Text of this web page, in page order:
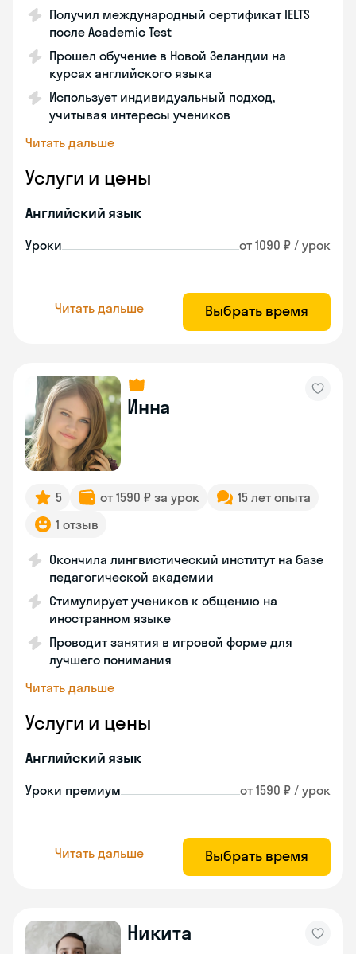
Получил международный сертификат IELTS
после Academic Test
Прошел обучение в Новой Зеландии на
курсах английского языка
Использует индивидуальный подход,
учитывая интересы учеников
Читать дальше
Услуги и цены
Английский язык
Уроки от 1090 ₽ / урок
Читать дальше Выбрать время
Инна
5 от 1590 ₽ за урок
15 лет опыта
1 отзыв
Окончила лингвистический институт на базе
педагогической академии
Стимулирует учеников к общению на
иностранном языке
Проводит занятия в игровой форме для
лучшего понимания
Читать дальше
Услуги и цены
Английский язык
Уроки премиум от 1590 ₽ / урок
Читать дальше Выбрать время
Никита